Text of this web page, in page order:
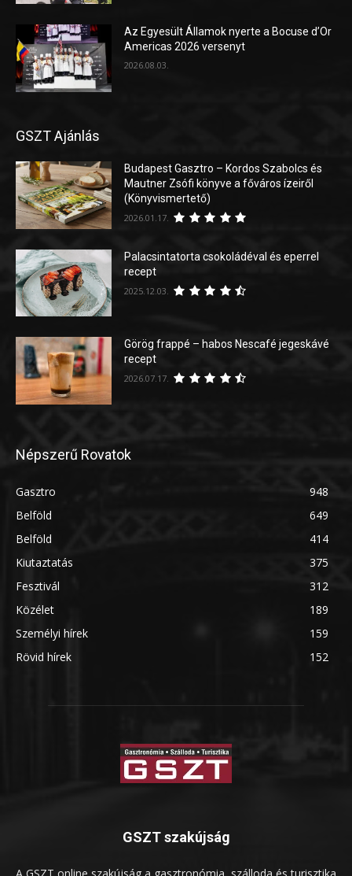
Az Egyesült Államok nyerte a Bocuse d’Or
Americas 2026 versenyt
2026.08.03.
GSZT Ajánlás
Budapest Gasztro – Kordos Szabolcs és
Mautner Zsófi könyve a főváros ízeiről
(Könyvismertető)
2026.01.17.
Palacsintatorta csokoládéval és eperrel
recept
2025.12.03.
Görög frappé – habos Nescafé jegeskávé
recept
2026.07.17.
Népszerű Rovatok
Gasztro
948
Belföld
649
Belföld
414
Kiutaztatás
375
Fesztivál
312
Közélet
189
Személyi hírek
159
Rövid hírek
152
GSZT szakújság